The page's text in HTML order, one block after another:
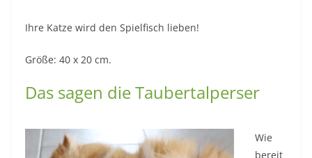
Ihre Katze wird den Spielfisch lieben!
Größe: 40 x 20 cm.
Das sagen die Taubertalperser
Wie
bereit